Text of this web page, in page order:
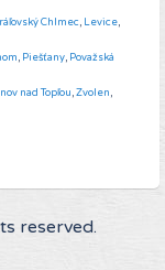
Chlmec, Levice,
, Piešťany, Považská
nad Topľou,Zvolen,
reserved.